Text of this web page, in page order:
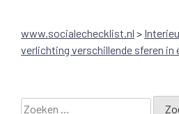
www.socialechecklist.nl >
verlichting verschillende sferen in
Zoeken